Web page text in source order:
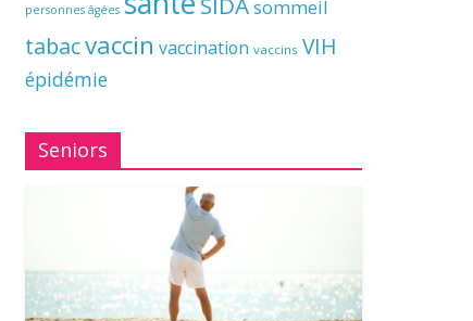
personnes âgées sommeil
tabacvaccin vaccination vaccins VIH
épidémie
Seniors